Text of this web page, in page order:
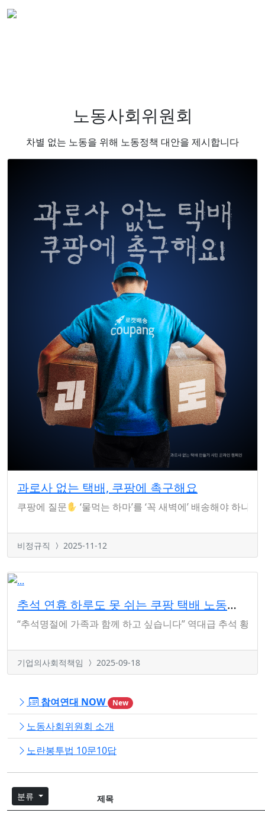
노동사회위원회
차별 없는 노동을 위해 노동정책 대안을 제시합니다
과로사 없는 택배, 쿠팡에 촉구해요
쿠팡에 질문 ‘물먹는 하마’를 ‘꼭 새벽에’ 배송해야 하
비정규직 2025-11-12
추석 연휴 하루도 못 쉬는 쿠팡 택배 노동자에게 ‘휴식권’을!
“추석명절에 가족과 함께 하고 싶습니다” 역대급 추석 황
기업의사회적책임 2025-09-18
참여연대 NOW New
노동사회위원회 소개
노란봉투법 10문10답
분류 제목